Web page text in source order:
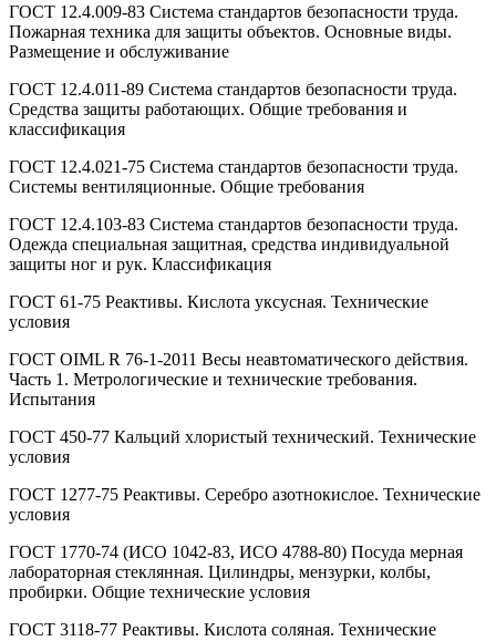
ГОСТ 12.4.009-83 Система стандартов безопасности труда.
Пожарная техника для защиты объектов. Основные виды.
Размещение и обслуживание
ГОСТ 12.4.011-89 Система стандартов безопасности труда.
Средства защиты работающих. Общие требования и
классификация
ГОСТ 12.4.021-75 Система стандартов безопасности труда.
Системы вентиляционные. Общие требования
ГОСТ 12.4.103-83 Система стандартов безопасности труда.
Одежда специальная защитная, средства индивидуальной
защиты ног и рук. Классификация
ГОСТ 61-75 Реактивы. Кислота уксусная. Технические
условия
ГОСТ OIML R 76-1-2011 Весы неавтоматического действия.
Часть 1. Метрологические и технические требования.
Испытания
ГОСТ 450-77 Кальций хлористый технический. Технические
условия
ГОСТ 1277-75 Реактивы. Серебро азотнокислое. Технические
условия
ГОСТ 1770-74 (ИСО 1042-83, ИСО 4788-80) Посуда мерная
лабораторная стеклянная. Цилиндры, мензурки, колбы,
пробирки. Общие технические условия
ГОСТ 3118-77 Реактивы. Кислота соляная. Технические